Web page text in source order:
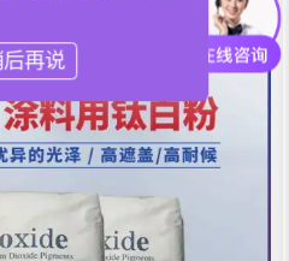
后再说